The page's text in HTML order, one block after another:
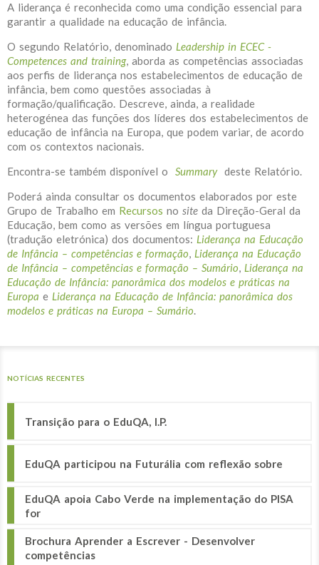
A liderança é reconhecida como uma condição essencial para
garantir a qualidade na educação de infância.
O segundo Relatório, denominado Leadership in ECEC -
Competences and training, aborda as competências associadas
aos perfis de liderança nos estabelecimentos de educação de
infância, bem como questões associadas à
formação/qualificação. Descreve, ainda, a realidade
heterogénea das funções dos líderes dos estabelecimentos de
educação de infância na Europa, que podem variar, de acordo
com os contextos nacionais.
Encontra-se também disponível o Summary deste Relatório.
Poderá ainda consultar os documentos elaborados por este
Grupo de Trabalho em Recursos no site da Direção-Geral da
Educação, bem como as versões em língua portuguesa
(tradução eletrónica) dos documentos: Liderança na Educação
de Infância – competências e formação, Liderança na Educação
de Infância – competências e formação – Sumário, Liderança na
Educação de Infância: panorâmica dos modelos e práticas na
Europa e Liderança na Educação de Infância: panorâmica dos
modelos e práticas na Europa – Sumário.
NOTÍCIAS RECENTES
Transição para o EduQA, I.P.
EduQA participou na Futurália com reflexão sobre
EduQA apoia Cabo Verde na implementação do PISA
for
Brochura Aprender a Escrever - Desenvolver
competências